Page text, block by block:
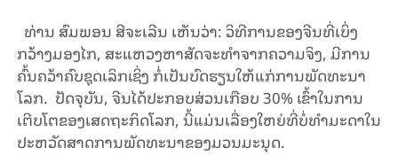
ທ່ານ ສົມພອນ ສີຈະເລີນ ເຫັນ​ວ່າ: ວິ​ທີ​ການ​ຂອງ​ຈີນ​ທີ່​ເບິ່ງ
ກວ້າງມອງ​ໄກ, ສະແຫວງຫາສັດຈະທຳຈາກຄວາມຈິງ, ມີ​ການ​
ຄົ້ນ​ຄວ້າ​ຄົບ​ຊຸດເລິກ​ເຊິ່ງ ກໍ່​ເປັນ​ບົດ​ຮຽນໃຫ້​ແກ່​ການ​ພັດ​ທະ​ນາ​
ໂລກ. ປັດ​ຈຸ​ບັນ, ຈີນໄດ້​ປະ​ກອບ​ສ່ວນເກືອບ 30% ​ເຂົ້າ​ໃນການ​
ເຕີບ​ໂຕ​ຂອງເສດ​ຖະ​ກິດ​ໂລກ, ​ນີ້ແມ່ນ​ເລື່ອງ​ໃຫຍ່​ທີ່ບໍ່​ທຳ​ມະ​ດາ​ໃນ​
ປະ​ຫວັດ​ສາດ​ການ​ພັດ​ທະ​ນາ​ຂອງມວນ​ມະ​ນຸດ.